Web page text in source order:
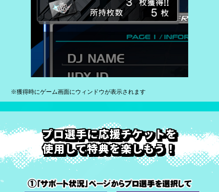
※獲得時にゲーム画面にウィンドウが表示されます
プロ選手に応援チケットを
使用して特典を楽しもう！